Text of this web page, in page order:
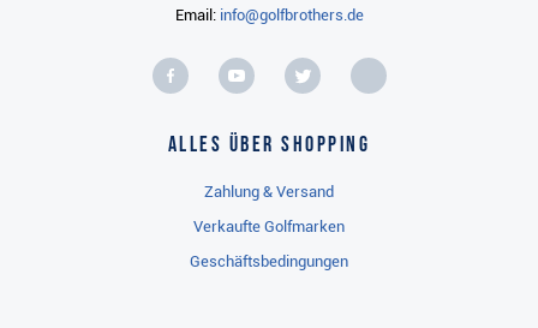
Email: info@golfbrothers.de
Alles über Shopping
Zahlung & Versand
Verkaufte Golfmarken
Geschäftsbedingungen